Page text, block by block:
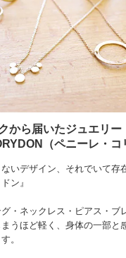
から届いたジュエリー
（ペニーレ・コ
いデザイン、それでいて存
ン』
・ネックレス・ピアス・ブ
うほど軽く、身体の一部と
。